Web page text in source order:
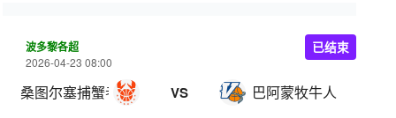
波多黎各超
2026-04-23 08:00
桑图尔塞捕蟹者 VS 巴阿蒙牧牛人
已结束